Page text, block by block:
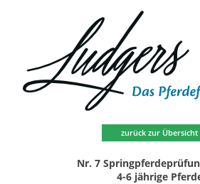
zurück zur Übersicht
Nr. 7
4-6 jährige